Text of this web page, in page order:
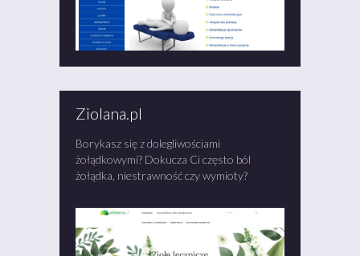
Ziolana.pl
Borykasz się z dolegliwościami
żołądkowymi? Dokucza Ci często ból
żołądka, niestrawność czy wymioty?